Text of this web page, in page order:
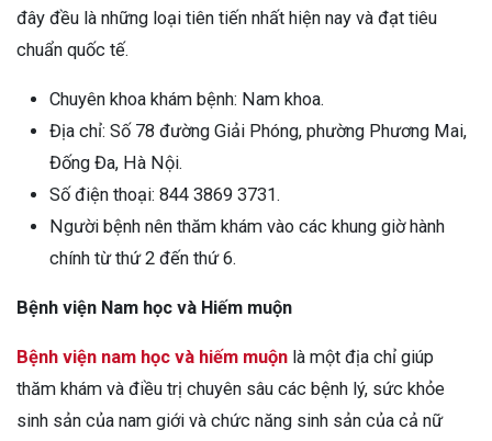
đây đều là những loại tiên tiến nhất hiện nay và đạt tiêu
chuẩn quốc tế.
Chuyên khoa khám bệnh: Nam khoa.
Địa chỉ: Số 78 đường Giải Phóng, phường Phương Mai,
Đống Đa, Hà Nội.
Số điện thoại: 844 3869 3731.
Người bệnh nên thăm khám vào các khung giờ hành
chính từ thứ 2 đến thứ 6.
Bệnh viện Nam học và Hiếm muộn
Bệnh viện nam học và hiếm muộn là một địa chỉ giúp
thăm khám và điều trị chuyên sâu các bệnh lý, sức khỏe
sinh sản của nam giới và chức năng sinh sản của cả nữ